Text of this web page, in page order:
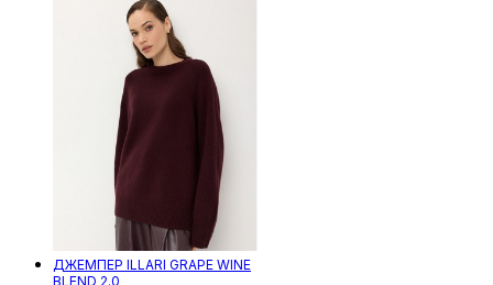
ДЖЕМПЕР ILLARI GRAPE WINE
BLEND 2.0